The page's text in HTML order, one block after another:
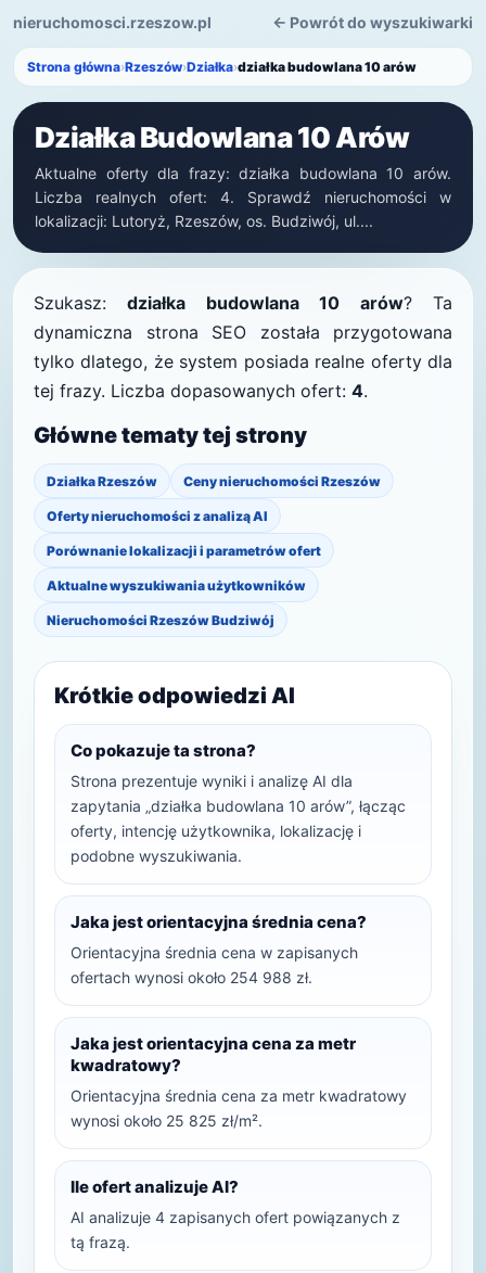
nieruchomosci.rzeszow.pl ← Powrót do wyszukiwarki
Strona główna›Rzeszów›Działka›działka budowlana 10 arów
Działka Budowlana 10 Arów
Aktualne oferty dla frazy: działka budowlana 10 arów.
Liczba realnych ofert: 4. Sprawdź nieruchomości w
lokalizacji: Lutoryż, Rzeszów, os. Budziwój, ul....
Szukasz:działka budowlana 10 arów? Ta
dynamiczna strona SEO została przygotowana
tylko dlatego, że system posiada realne oferty dla
tej frazy. Liczba dopasowanych ofert: 4.
Główne tematy tej strony
Działka Rzeszów Ceny nieruchomości Rzeszów
Oferty nieruchomości z analizą AI
Porównanie lokalizacji i parametrów ofert
Aktualne wyszukiwania użytkowników
Nieruchomości Rzeszów Budziwój
Krótkie odpowiedzi AI
Co pokazuje ta strona?
Strona prezentuje wyniki i analizę AI dla
zapytania „działka budowlana 10 arów”, łącząc
oferty, intencję użytkownika, lokalizację i
podobne wyszukiwania.
Jaka jest orientacyjna średnia cena?
Orientacyjna średnia cena w zapisanych
ofertach wynosi około 254 988 zł.
Jaka jest orientacyjna cena za metr
kwadratowy?
Orientacyjna średnia cena za metr kwadratowy
wynosi około 25 825 zł/m².
Ile ofert analizuje AI?
AI analizuje 4 zapisanych ofert powiązanych z
tą frazą.